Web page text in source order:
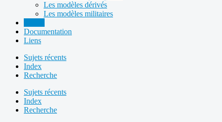
Les modèles dérivés
Les modèles militaires
Documentation
Liens
Sujets récents
Index
Recherche
Sujets récents
Index
Recherche